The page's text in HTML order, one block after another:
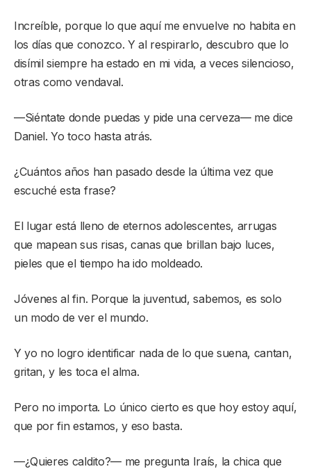
Increíble, porque lo que aquí me envuelve no habita en
los días que conozco. Y al respirarlo, descubro que lo
disímil siempre ha estado en mi vida, a veces silencioso,
otras como vendaval.
—Siéntate donde puedas y pide una cerveza— me dice
Daniel. Yo toco hasta atrás.
¿Cuántos años han pasado desde la última vez que
escuché esta frase?
El lugar está lleno de eternos adolescentes, arrugas
que mapean sus risas, canas que brillan bajo luces,
pieles que el tiempo ha ido moldeado.
Jóvenes al fin. Porque la juventud, sabemos, es solo
un modo de ver el mundo.
Y yo no logro identificar nada de lo que suena, cantan,
gritan, y les toca el alma.
Pero no importa. Lo único cierto es que hoy estoy aquí,
que por fin estamos, y eso basta.
—¿Quieres caldito?— me pregunta Iraís, la chica que